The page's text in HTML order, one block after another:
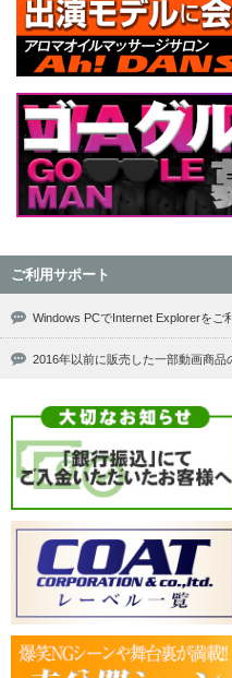
ご利用サポート
Windows PCでInternet Explorerをご
2016年以前に販売した一部動画商